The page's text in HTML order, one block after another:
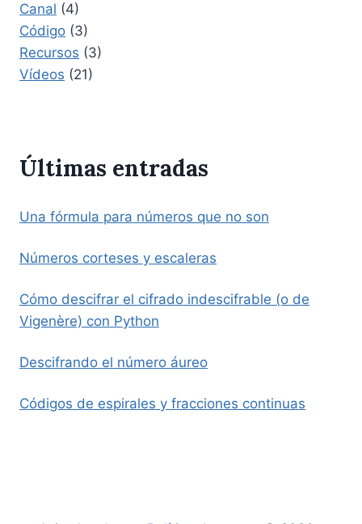
Canal (4)
Código (3)
Recursos (3)
Vídeos (21)
Últimas entradas
Una fórmula para números que no son
Números corteses y escaleras
Cómo descifrar el cifrado indescifrable (o de
Vigenère) con Python
Descifrando el número áureo
Códigos de espirales y fracciones continuas